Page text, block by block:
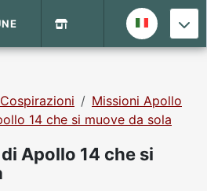
Missioni Apollo
14 che si muove da sola
Apollo 14 che si